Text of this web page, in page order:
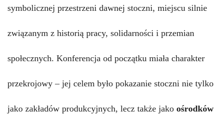
symbolicznej przestrzeni dawnej stoczni, miejscu silnie
związanym z historią pracy, solidarności i przemian
społecznych. Konferencja od początku miała charakter
przekrojowy – jej celem było pokazanie stoczni nie tylko
jako zakładów produkcyjnych, lecz także jako ośrodków